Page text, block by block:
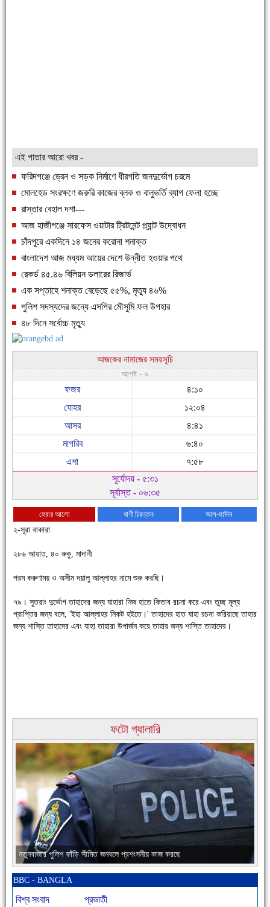
এই পাতার আরো খবর -
ফরিদগঞ্জে ড্রেন ও সড়ক নির্মাণে ধীরগতি জনদুর্ভোগ চরমে
মোলহেড সংরক্ষণে জরুরি কাজের ব্লক ও বালুভর্তি ব্যাগ ফেলা হচ্ছে
রাস্তার বেহাল দশা---
আজ হাজীগঞ্জে সারফেস ওয়াটার ট্রিটমেন্ট প্ল্যান্ট উদ্বোধন
চাঁদপুরে একদিনে ১৪ জনের করোনা শনাক্ত
বাংলাদেশ আজ মধ্যম আয়ের দেশে উন্নীত হওয়ার পথে
রেকর্ড ৪৫.৪৬ বিলিয়ন ডলারের রিজার্ভ
এক সপ্তাহে শনাক্ত বেড়েছে ৫৫%, মৃত্যু ৪৬%
পুলিশ সদস্যদের জন্যে এসপির মৌসুমি ফল উপহার
৪৮ দিনে সর্বোচ্চ মৃত্যু
আজকের নামাজের সময়সূচি
আগষ্ট - ৯
ফজর
৪:১০
যোহর
১২:০৪
আসর
৪:৪১
মাগরিব
৬:৪০
এশা
৭:৫৮
সূর্যোদয় - ৫:৩১
সূর্যাস্ত - ০৬:৩৫
হেরার আলো বাণী চিরন্তন
আল-হাদিস
২-সূরা বাকারা
২৮৬ আয়াত, ৪০ রুকু, মাদানী
পরম করুণাময় ও অসীম দয়ালু আল্লাহর নামে শুরু করছি।
৭৯। সুতরাং দুর্ভোগ তাহাদের জন্য যাহারা নিজ হাতে কিতাব রচনা করে এবং তুচ্ছ মূল্য
প্রাপ্তির জন্য বলে, 'ইহা আল্লাহর নিকট হইতে।' তাহাদের হাত যাহা রচনা করিয়াছে তাহার
জন্য শাস্তি তাহাদের এবং যাহা তাহারা উপার্জন করে তাহার জন্য শাস্তি তাহাদের।
ফটো গ্যালারি
চাঁদপুরে উই-এর প্রথম নানা ধরনের পণ্যের সমারোহ
চাঁদপুরের মানুষ তাদের পুরোটা দিয়ে আমাকে আপন করে নিয়েছে
নতুনবাজার পুলিশ ফাঁড়ি সীমিত জনবলে প্রশংসনীয় কাজ করছে
BBC - BANGLA
বিশ্ব সংবাদ প্রভাতী